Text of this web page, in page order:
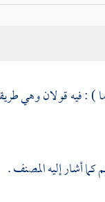
) : فيه قولان وهي
أشار إليهالمصنف.